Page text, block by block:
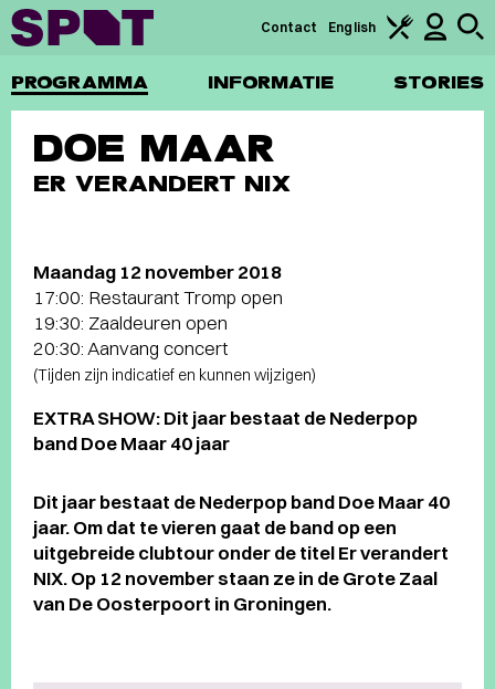
PROGRAMMA INFORMATIE STORIES
Contact English
DOE MAAR
ER VERANDERT NIX
Maandag 12 november 2018
17:00: Restaurant Tromp open
19:30: Zaaldeuren open
20:30: Aanvang concert
(Tijden zijn indicatief en kunnen wijzigen)
EXTRA SHOW: Dit jaar bestaat de Nederpop
band Doe Maar 40 jaar
Dit jaar bestaat de Nederpop band Doe Maar 40
jaar. Om dat te vieren gaat de band op een
uitgebreide clubtour onder de titel Er verandert
NIX. Op 12 november staan ze in de Grote Zaal
van De Oosterpoort in Groningen.